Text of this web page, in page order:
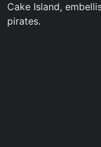
Cake Island,
pirates.